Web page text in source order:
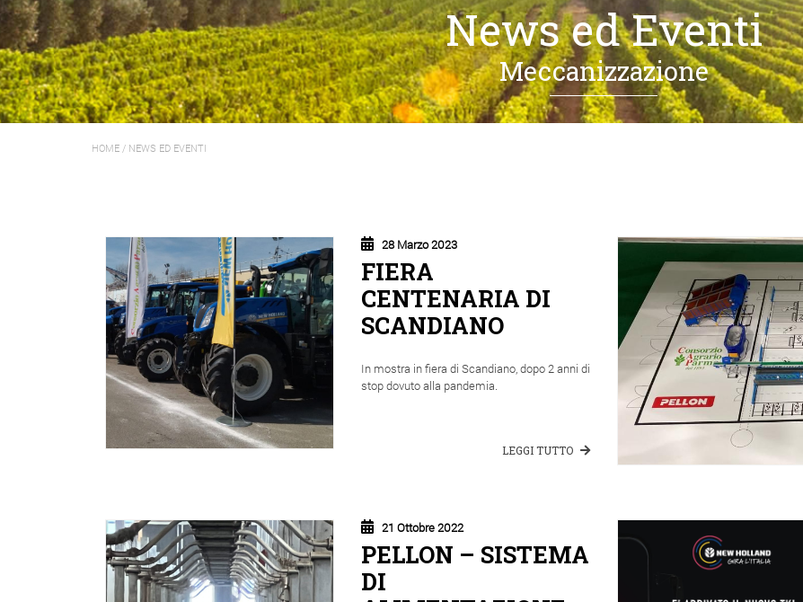
News ed Eventi
Meccanizzazione
HOME / NEWS ED EVENTI
28 Marzo 2023
FIERA
CENTENARIA DI
SCANDIANO
In mostra in fiera di Scandiano, dopo 2 anni di
stop dovuto alla pandemia.
LEGGI TUTTO
21 Ottobre 2022
PELLON – SISTEMA
DI